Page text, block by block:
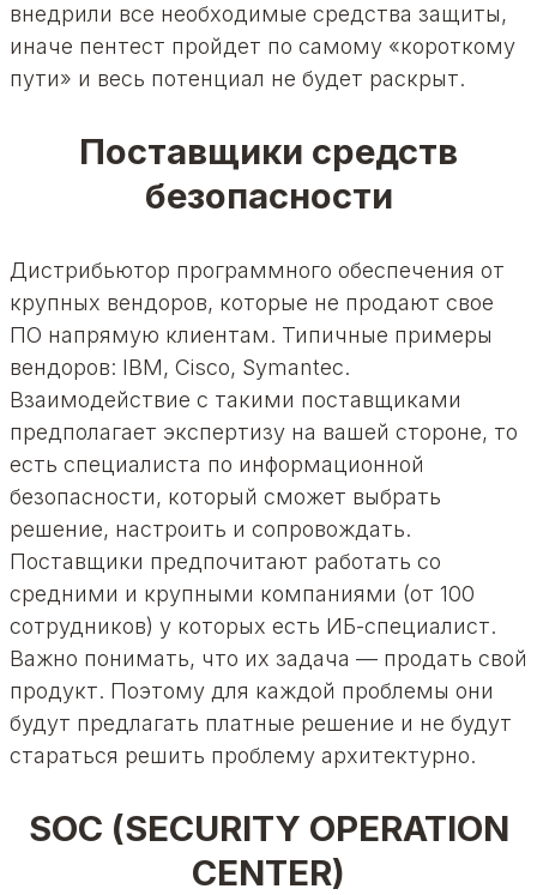
внедрили все необходимые средства защиты,
иначе пентест пройдет по самому «короткому
пути» и весь потенциал не будет раскрыт.
Поставщики средств
безопасности
Дистрибьютор программного обеспечения от
крупных вендоров, которые не продают свое
ПО напрямую клиентам. Типичные примеры
вендоров: IBM, Cisco, Symantec.
Взаимодействие с такими поставщиками
предполагает экспертизу на вашей стороне, то
есть специалиста по информационной
безопасности, который сможет выбрать
решение, настроить и сопровождать.
Поставщики предпочитают работать со
средними и крупными компаниями (от 100
сотрудников) у которых есть ИБ-специалист.
Важно понимать, что их задача — продать свой
продукт. Поэтому для каждой проблемы они
будут предлагать платные решение и не будут
стараться решить проблему архитектурно.
SOC (SECURITY OPERATION
CENTER)